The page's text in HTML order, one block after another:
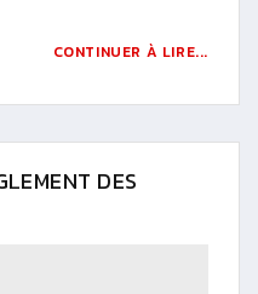
CONTINUER À LIRE...
DES